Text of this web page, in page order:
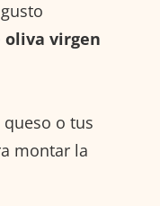
oliva virgen
o tus
montar la